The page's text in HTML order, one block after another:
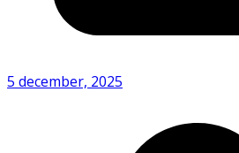
5 december, 2025